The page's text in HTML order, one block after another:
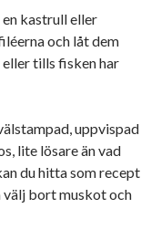
kastrull eller
och låt dem
tills fisken har
uppvispad
lite lösare än vad
du hitta som recept
välj bort muskot och